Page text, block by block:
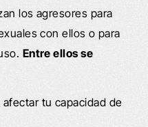
los agresores para
con ellos o para
Entre ellos se
tu capacidad de